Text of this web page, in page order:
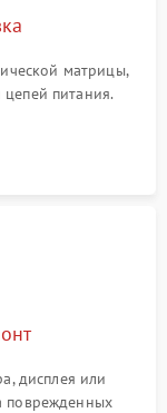
матрицы,
питания.
памяти и
компонентов
дисплея или
поврежденных